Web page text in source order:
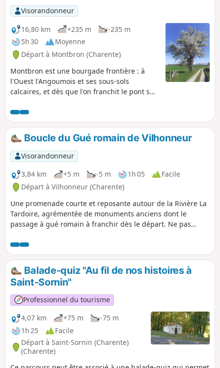
Visorandonneur
16,80 km
+235 m
-235 m
5h 30
Moyenne
Départ à Montbron (Charente)
Montbron est une bourgade frontière : à
l'Ouest l'Angoumois et ses sous-sols
calcaires, et dès que l'on franchit le pont sur
est dans le Limousin avec ses paysages
vallonnés, son sous-sol granitique, ses
vaches Limousines, Ce tour vous propose
d'évoluer dans de très beaux paysages.
Boucle du Gué romain de Vilhonneur
Visorandonneur
3,84 km
+5 m -5 m 1h 05
Facile
Départ à Vilhonneur (Charente)
Une promenade courte et reposante autour de la Rivière La
Tardoire, agrémentée de monuments anciens dont le
passage à gué romain à franchir dès le départ. Ne pas
Balade-quiz "Au fil de nos histoires à
Saint-Sornin"
Professionnel du tourisme
4,07 km
+75 m
-75 m
1h 25
Facile
Départ à Saint-Sornin (Charente)
(Charente)